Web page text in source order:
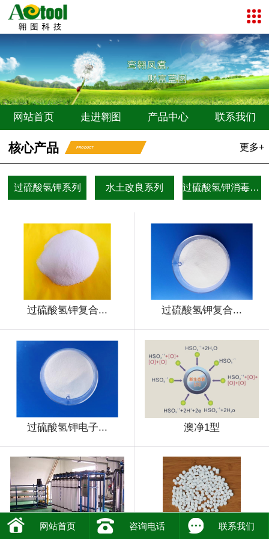
网站首页 走进翱图 产品中心 联系我们
更多+
核心产品 PRODUCT
过硫酸氢钾系列 水土改良系列 过硫酸氢钾消毒剂系列
过硫酸氢钾复合... 过硫酸氢钾复合...
过硫酸氢钾电子... 澳净1型
网站首页 咨询电话 联系我们